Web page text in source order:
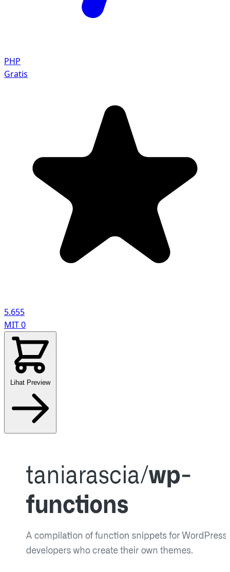
PHP
Gratis
5.655
MIT0
Lihat Preview